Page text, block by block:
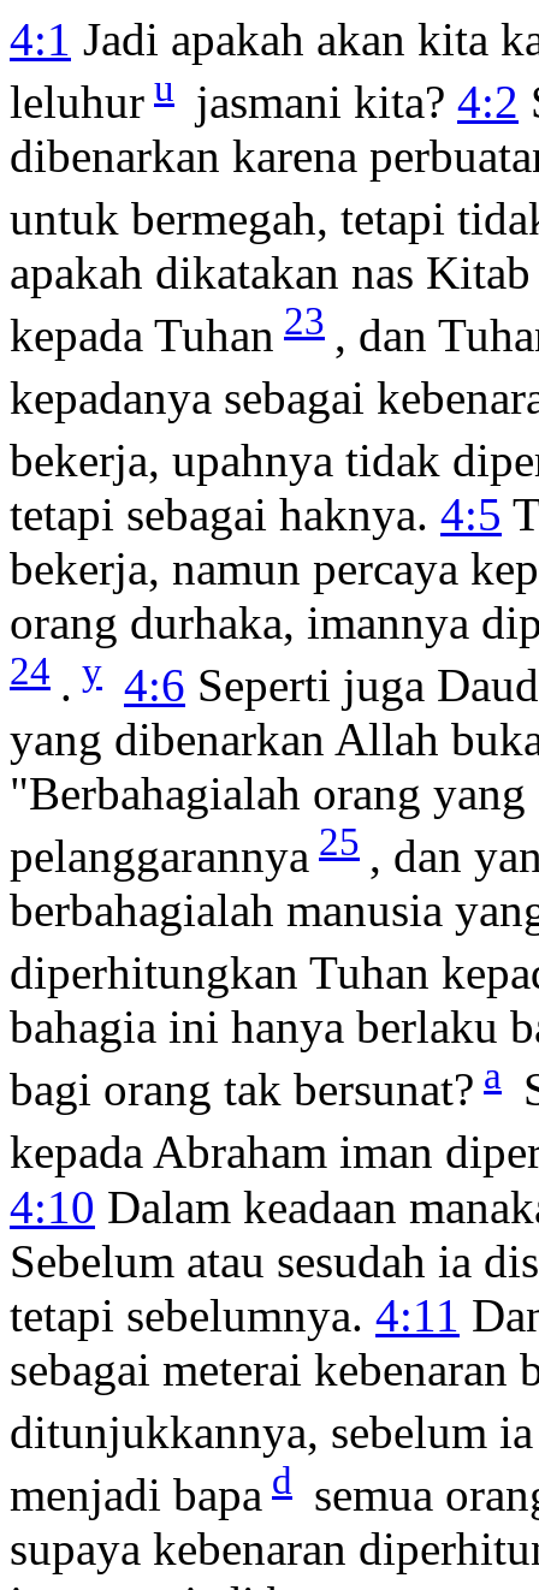
4:1 Jadi apakah akan kita
leluhur u jasmani kita? 4:2
dibenarkan karena
untuk bermegah, tetapi
apakah dikatakan nas
kepada Tuhan 23 , dan
kepadanya sebagai
bekerja, upahnya tidak
tetapi sebagai haknya. 4:5
bekerja, namun percaya
orang durhaka, imannya
24 . y 4:6 Seperti juga
yang dibenarkan Allah
"Berbahagialah orang
pelanggarannya 25 , dan
berbahagialah manusia
diperhitungkan Tuhan
bahagia ini hanya berlaku
bagi orang tak bersunat? a
kepada Abraham iman
4:10 Dalam keadaan
Sebelum atau sesudah ia
tetapi sebelumnya. 4:11
sebagai meterai kebenaran
ditunjukkannya, sebelum
menjadi bapa d semua
supaya kebenaran